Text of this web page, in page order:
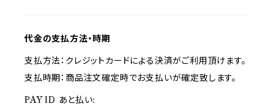
代金の支払方法・時期
支払方法：クレジットカードによる決済がご利用頂けます。
支払時期：商品注文確定時でお支払いが確定致します。
PAY ID あと払い: